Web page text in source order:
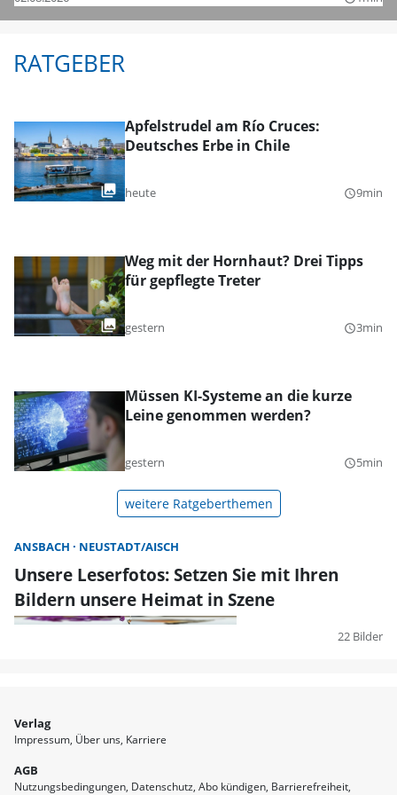
RATGEBER
Apfelstrudel am Río Cruces:
Deutsches Erbe in Chile
heute query_builder9min
Weg mit der Hornhaut? Drei Tipps
für gepflegte Treter
gestern query_builder3min
Müssen KI-Systeme an die kurze
Leine genommen werden?
gestern query_builder5min
weitere Ratgeberthemen
ANSBACH NEUSTADT/AISCH
Unsere Leserfotos: Setzen Sie mit Ihren
Bildern unsere Heimat in Szene
22 Bilder
Verlag
Impressum Über uns Karriere
AGB
Nutzungsbedingungen Datenschutz Abo kündigen Barrierefreiheit